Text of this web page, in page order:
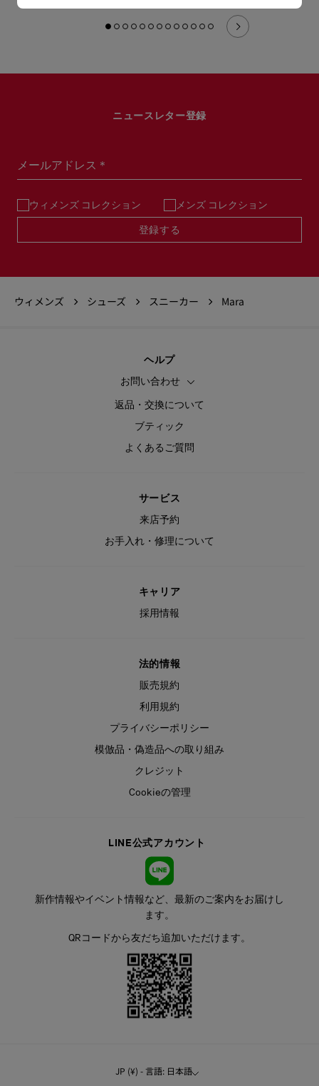
ニュースレター登録
メールアドレス＊
ウィメンズ コレクション メンズ コレクション
登録する
ウィメンズ シューズ スニーカー Mara
ヘルプ
お問い合わせ
返品・交換について
ブティック
よくあるご質問
サービス
来店予約
お手入れ・修理について
キャリア
採用情報
法的情報
販売規約
利用規約
プライバシーポリシー
模倣品・偽造品への取り組み
クレジット
Cookieの管理
LINE公式アカウント
新作情報やイベント情報など、最新のご案内をお届けし
ます。
QRコードから友だち追加いただけます。
JP (¥) - 言語: 日本語